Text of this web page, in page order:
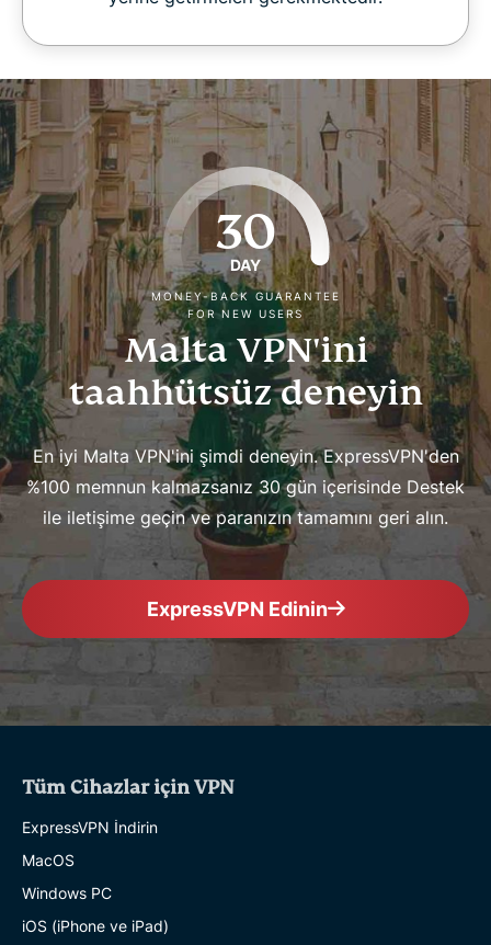
30
DAY
MONEY-BACK GUARANTEE
FOR NEW USERS
Malta VPN'ini
taahhütsüz deneyin
En iyi Malta VPN'ini şimdi deneyin. ExpressVPN'den
%100 memnun kalmazsanız 30 gün içerisinde Destek
ile iletişime geçin ve paranızın tamamını geri alın.
ExpressVPN Edinin
Tüm Cihazlar için VPN
ExpressVPN İndirin
MacOS
Windows PC
iOS (iPhone ve iPad)